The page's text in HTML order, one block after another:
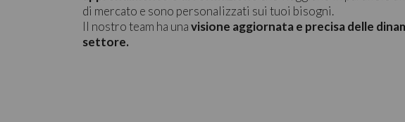
di mercato e sono personalizzati sui tuoi bisogni.
Il nostro team ha unavisione aggiornata e precisa delle
settore.